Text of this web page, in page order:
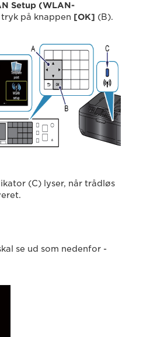
Setup (WLAN-
på knappen [OK] (B).
(C) lyser, når trådløs
se ud som nedenfor -